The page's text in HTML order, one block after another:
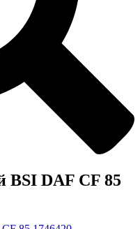
BSI DAF CF 85